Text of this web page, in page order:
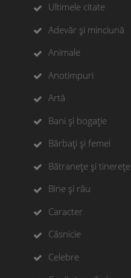
Ultimele citate
Adevăr și minciună
Animale
Anotimpuri
Artă
Bani și bogație
Bărbați și femei
Bătranețe și tinerețe
Bine și rău
Caracter
Căsnicie
Celebre